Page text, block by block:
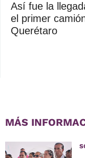
Así fue la
el primer
Querétaro
MÁS